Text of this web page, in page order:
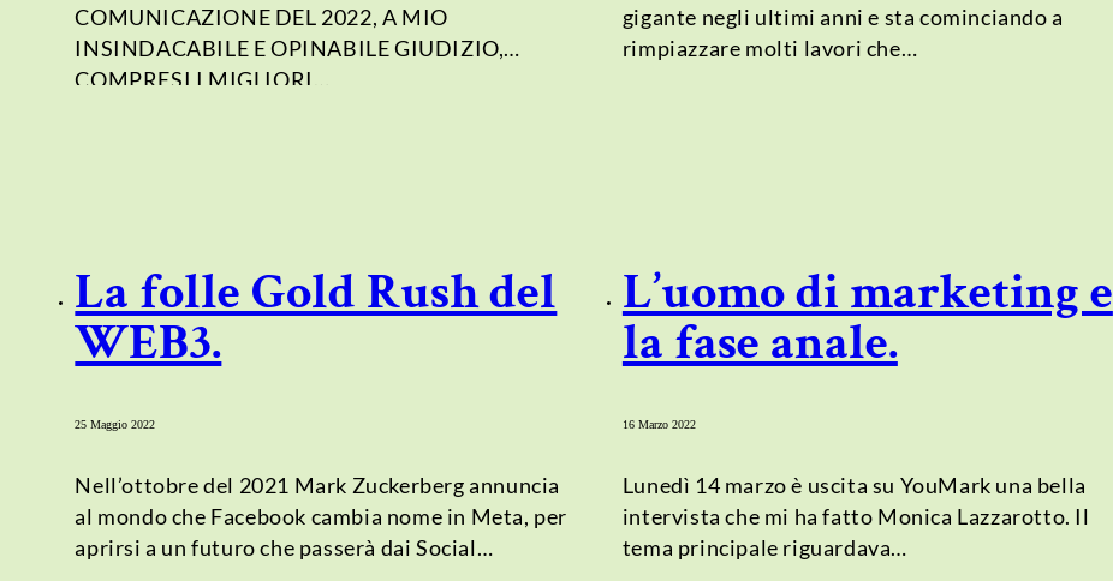
COMUNICAZIONE DEL 2022, A MIO
INSINDACABILE E OPINABILE GIUDIZIO,
COMPRESI I MIGLIORI…
gigante negli ultimi anni e sta cominciando a
rimpiazzare molti lavori che…
La folle Gold Rush del
WEB3.
25 Maggio 2022
Nell’ottobre del 2021 Mark Zuckerberg annuncia
al mondo che Facebook cambia nome in Meta, per
aprirsi a un futuro che passerà dai Social…
L’uomo di marketing e
la fase anale.
16 Marzo 2022
Lunedì 14 marzo è uscita su YouMark una bella
intervista che mi ha fatto Monica Lazzarotto. Il
tema principale riguardava…